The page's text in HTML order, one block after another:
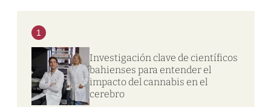
1
Investigación clave de científicos
bahienses para entender el
impacto del cannabis en el
cerebro